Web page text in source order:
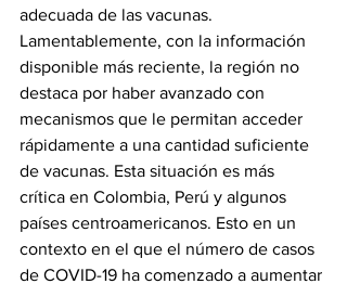
adecuada de las vacunas.
Lamentablemente, con la información
disponible más reciente, la región no
destaca por haber avanzado con
mecanismos que le permitan acceder
rápidamente a una cantidad suficiente
de vacunas. Esta situación es más
crítica en Colombia, Perú y algunos
países centroamericanos. Esto en un
contexto en el que el número de casos
de COVID-19 ha comenzado a aumentar